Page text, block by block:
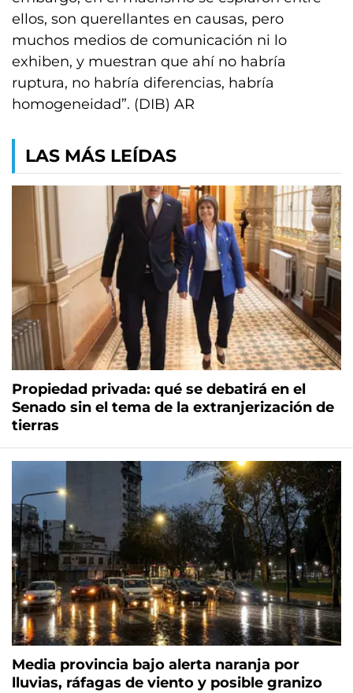
ellos, son querellantes en causas, pero
muchos medios de comunicación ni lo
exhiben, y muestran que ahí no habría
ruptura, no habría diferencias, habría
homogeneidad”. (DIB) AR
LAS MÁS LEÍDAS
Propiedad privada: qué se debatirá en el
Senado sin el tema de la extranjerización de
tierras
Media provincia bajo alerta naranja por
lluvias, ráfagas de viento y posible granizo